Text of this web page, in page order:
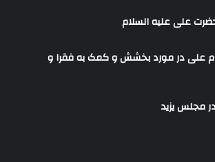
حضرت علی علیه السلام
علی در مورد بخشش و کمک به فقرا و
مجلس یزید